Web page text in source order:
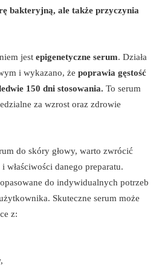
bakteryjną, ale także przyczynia
jest epigenetyczne serum. Działa
i wykazano, że poprawia gęstość
150 dni stosowania. To serum
za wzrost oraz zdrowie
do skóry głowy, warto zwrócić
właściwości danego preparatu.
do indywidualnych potrzeb
Skuteczne serum może
z: